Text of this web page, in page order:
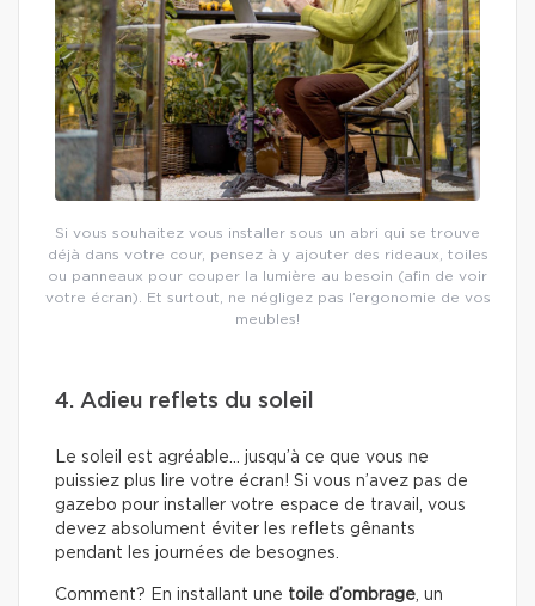
Si vous souhaitez vous installer sous un abri qui se trouve
déjà dans votre cour, pensez à y ajouter des rideaux, toiles
ou panneaux pour couper la lumière au besoin (afin de voir
votre écran). Et surtout, ne négligez pas l’ergonomie de vos
meubles!
4. Adieu reflets du soleil
Le soleil est agréable… jusqu’à ce que vous ne
puissiez plus lire votre écran! Si vous n’avez pas de
gazebo pour installer votre espace de travail, vous
devez absolument éviter les reflets gênants
pendant les journées de besognes.
Comment? En installant une toile d’ombrage, un